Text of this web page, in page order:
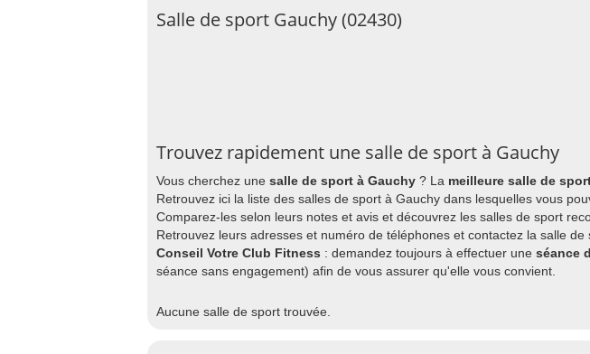
Salle de sport Gauchy (02430)
Trouvez rapidement une salle de sport à Gauchy
Vous cherchez une salle de sport à Gauchy ? La meilleure salle de
Retrouvez ici la liste des salles de sport à Gauchy dans lesquelles vous
Comparez-les selon leurs notes et avis et découvrez les salles de sport
Retrouvez leurs adresses et numéro de téléphones et contactez la salle
Conseil Votre Club Fitness : demandez toujours à effectuer une séance
séance sans engagement) afin de vous assurer qu'elle vous convient.
Aucune salle de sport trouvée.